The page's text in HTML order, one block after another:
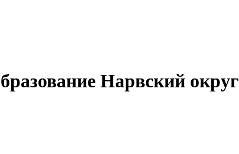
Нарвский округ